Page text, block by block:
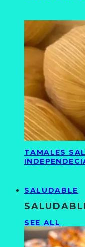
TAMALES
SALUDABLE
SEE ALL